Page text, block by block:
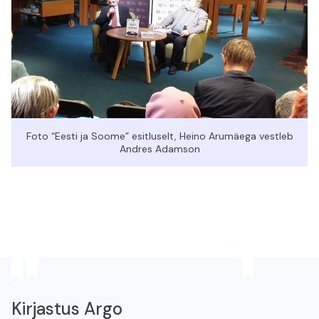
Foto “Eesti ja Soome” esitluselt, Heino Arumäega vestleb
Andres Adamson
Kirjastus Argo